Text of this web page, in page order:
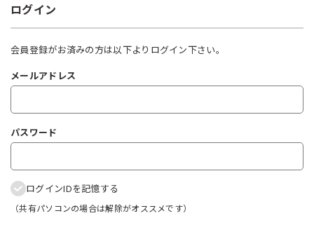
ログイン
会員登録がお済みの方は以下よりログイン下さい。
メールアドレス
パスワード
ログインIDを記憶する
（共有パソコンの場合は解除がオススメです）